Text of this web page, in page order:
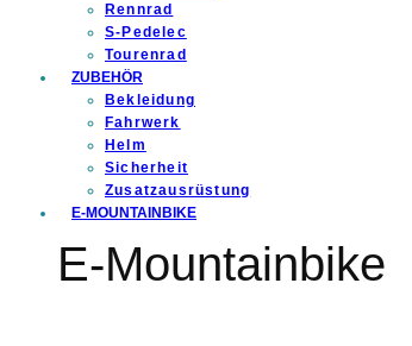
Rennrad
S-Pedelec
Tourenrad
ZUBEHÖR
Bekleidung
Fahrwerk
Helm
Sicherheit
Zusatzausrüstung
E-MOUNTAINBIKE
E-Mountainbike